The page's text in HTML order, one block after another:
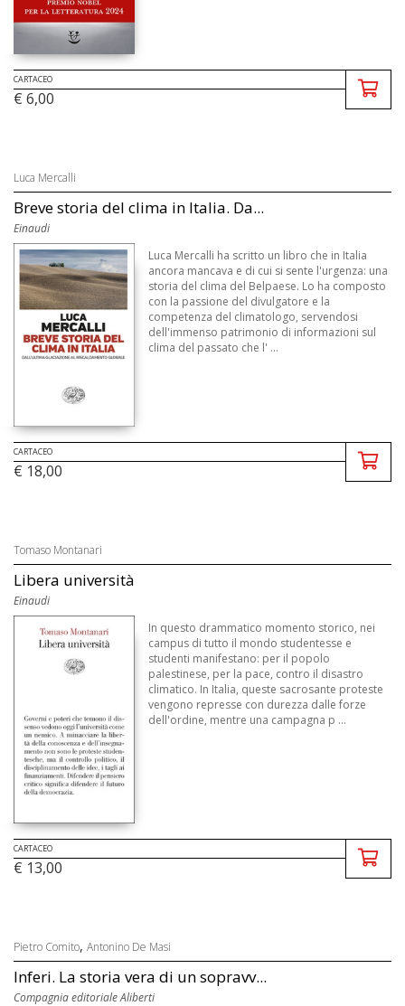
CARTACEO
€ 6,00
Luca Mercalli
Breve storia del clima in Italia. Da...
Einaudi
Luca Mercalli ha scritto un libro che in Italia
ancora mancava e di cui si sente l'urgenza: una
storia del clima del Belpaese. Lo ha composto
con la passione del divulgatore e la
competenza del climatologo, servendosi
dell'immenso patrimonio di informazioni sul
clima del passato che l' ...
CARTACEO
€ 18,00
Tomaso Montanari
Libera università
Einaudi
In questo drammatico momento storico, nei
campus di tutto il mondo studentesse e
studenti manifestano: per il popolo
palestinese, per la pace, contro il disastro
climatico. In Italia, queste sacrosante proteste
vengono represse con durezza dalle forze
dell'ordine, mentre una campagna p ...
CARTACEO
€ 13,00
Pietro Comito, Antonino De Masi
Inferi. La storia vera di un sopravv...
Compagnia editoriale Aliberti